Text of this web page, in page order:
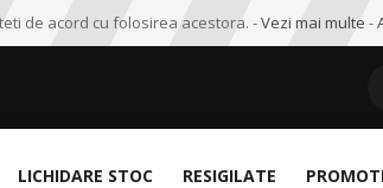
de acord cu folosirea acestora. -Vezi mai multe -
LICHIDARE STOC RESIGILATE